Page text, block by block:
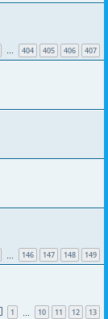
… 404 405 406 407
146 147 148 149
1 10 11 12 13